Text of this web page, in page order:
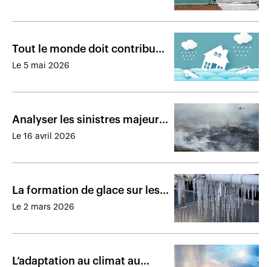
Tout le monde doit contribuer
à atténuer les risques liés au
Le 5 mai 2026
Analyser les sinistres majeurs
pour aider à la résilience des
Le 16 avril 2026
La formation de glace sur les
bâtiments peut entraîner des
Le 2 mars 2026
L’adaptation au climat au